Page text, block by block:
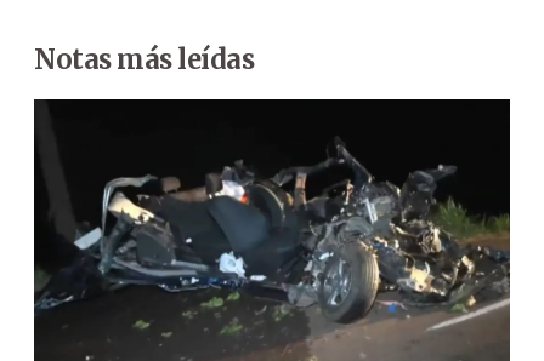
Notas más leídas